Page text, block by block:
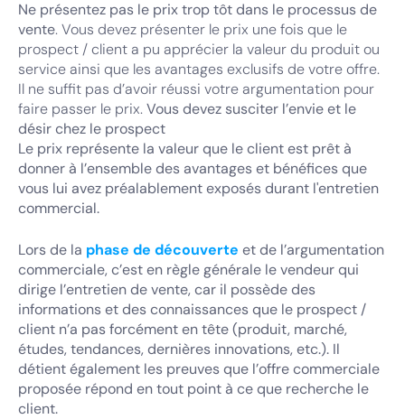
Ne présentez pas le prix trop tôt dans le processus de
vente. Vous devez présenter le prix une fois que le
prospect / client a pu apprécier la valeur du produit ou
service ainsi que les avantages exclusifs de votre offre.
Il ne suffit pas d’avoir réussi votre argumentation pour
faire passer le prix.Vous devez susciter l’envie et le
désir chez le prospect
Le prix représente la valeur que le client est prêt à
donner à l’ensemble des avantages et bénéfices que
vous lui avez préalablement exposés durant l'entretien
commercial.
Lors de la phase de découverte et de l’argumentation
commerciale, c’est en règle générale le vendeur qui
dirige l’entretien de vente, car il possède des
informations et des connaissances que le prospect /
client n’a pas forcément en tête (produit, marché,
études, tendances, dernières innovations, etc.). Il
détient également les preuves que l’offre commerciale
proposée répond en tout point à ce que recherche le
client.